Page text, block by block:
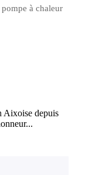
à chaleur
Aixoise depuis